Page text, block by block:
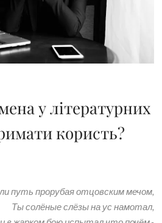
у літературних
користь?
путь прорубая отцовским мечом,
Ты солёные слёзы на ус намотал,